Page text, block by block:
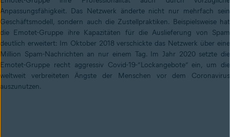
Anpassungsfähigkeit. Das Netzwerk änderte nicht nur mehrfach sein
Geschäftsmodell, sondern auch die Zustellpraktiken. Beispielsweise hat
die Emotet-Gruppe ihre Kapazitäten für die Auslieferung von Spam
deutlich erweitert: Im Oktober 2018 verschickte das Netzwerk über eine
Million Spam-Nachrichten an nur einem Tag. Im Jahr 2020 setzte die
Emotet-Gruppe recht aggressiv Covid-19-”Lockangebote” ein, um die
weltweit verbreiteten Ängste der Menschen vor dem Coronavirus
auszunutzen.